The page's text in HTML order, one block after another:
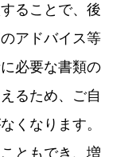
ることで、後
アドバイス等
必要な書類の
るため、ご自
くなります。
ともでき、増